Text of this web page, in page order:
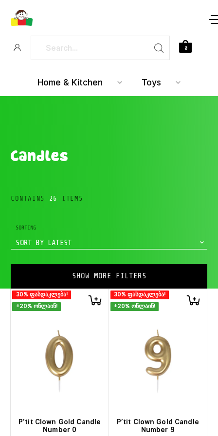
Home & Kitchen Toys
0
Candles
CONTAINS 26 ITEMS
SORTING
SORT BY LATEST
SHOW MORE FILTERS
30% ფასდაკლება!
+20% ონლაინ!
P’tit Clown Gold Candle
Number 0
30% ფასდაკლება!
+20% ონლაინ!
P’tit Clown Gold Candle
Number 9